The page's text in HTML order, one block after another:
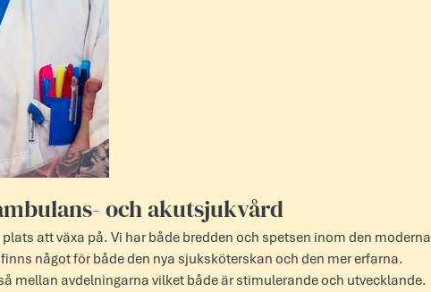
och akutsjukvård
att växa på. Vi har både bredden och spetsen inom den moderna
något för både den nya sjuksköterskan och den mer erfarna.
mellan avdelningarna vilket både är stimulerande och utvecklande.